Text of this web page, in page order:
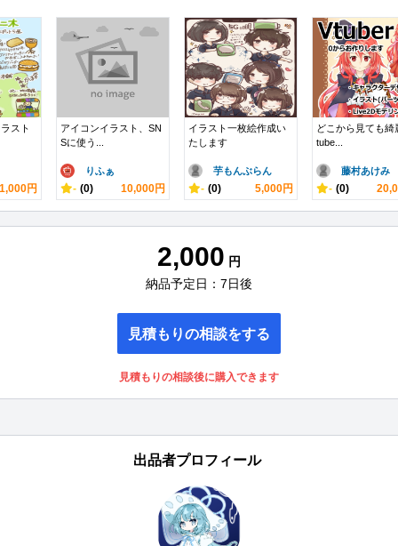
スト
1,000円
アイコンイラスト、SN
Sに使う...
りふぁ
- (0) 10,000円
イラスト一枚絵作成い
たします
芋もんぶらん
- (0) 5,000円
どこから見ても綺
tube...
藤村あけみ
- (0)
2,000 円
納品予定日：7日後
見積もりの相談をする
見積もりの相談後に購入できます
出品者プロフィール